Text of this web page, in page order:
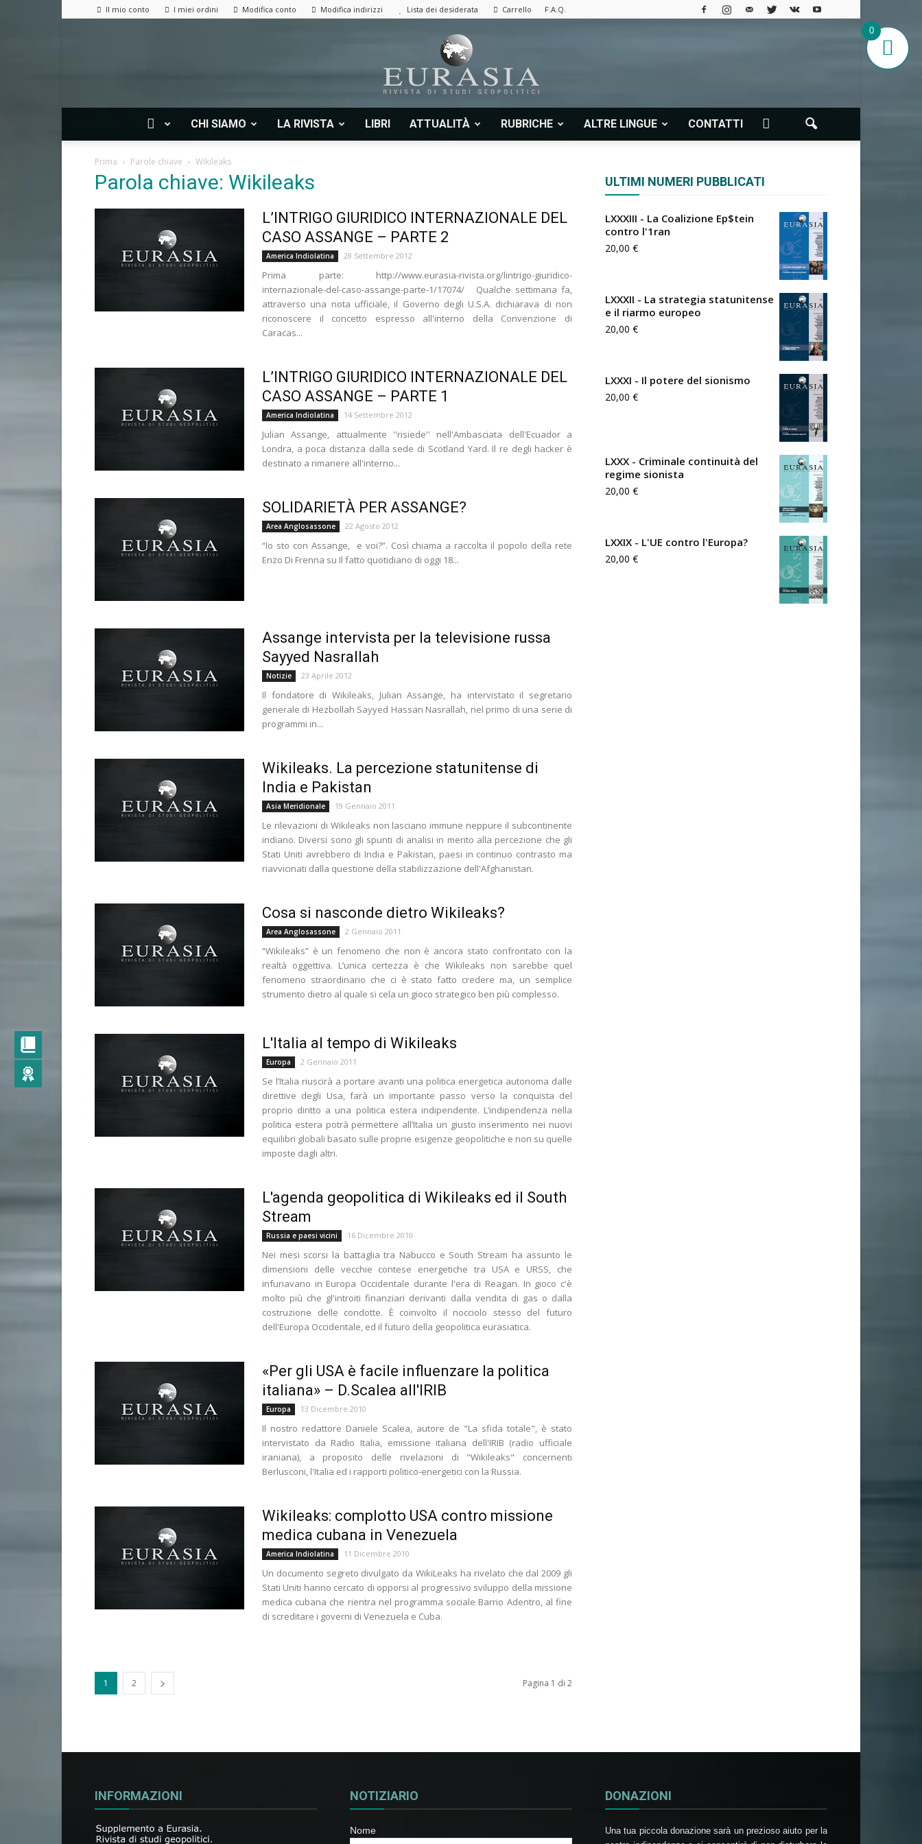
Il mio conto I miei ordini Modifica conto Modifica indirizzi Lista dei desiderata Carrello F.A.Q.
Rivista
CHI SIAMO LA RIVISTA LIBRI ATTUALITÀ RUBRICHE ALTRE LINGUE CONTATTI
Prima Parole chiave Wikileaks
Parola chiave: Wikileaks
L’INTRIGO GIURIDICO INTERNAZIONALE DEL
CASO ASSANGE – PARTE 2
America Indiolatina 28 Settembre 2012
Prima parte: http://www.eurasia-rivista.org/lintrigo-giuridico-
internazionale-del-caso-assange-parte-1/17074/ Qualche settimana fa,
attraverso una nota ufficiale, il Governo degli U.S.A. dichiarava di non
riconoscere il concetto espresso all'interno della Convenzione di
Caracas...
L’INTRIGO GIURIDICO INTERNAZIONALE DEL
CASO ASSANGE – PARTE 1
America Indiolatina 14 Settembre 2012
Julian Assange, attualmente ''risiede'' nell'Ambasciata dell'Ecuador a
Londra, a poca distanza dalla sede di Scotland Yard. Il re degli hacker è
destinato a rimanere all'interno...
SOLIDARIETÀ PER ASSANGE?
Area Anglosassone 22 Agosto 2012
“Io sto con Assange, e voi?”. Così chiama a raccolta il popolo della rete
Enzo Di Frenna su Il fatto quotidiano di oggi 18...
Assange intervista per la televisione russa
Sayyed Nasrallah
Notizie 23 Aprile 2012
Il fondatore di Wikileaks, Julian Assange, ha intervistato il segretario
generale di Hezbollah Sayyed Hassan Nasrallah, nel primo di una serie di
programmi in...
Wikileaks. La percezione statunitense di
India e Pakistan
Asia Meridionale 19 Gennaio 2011
Le rilevazioni di Wikileaks non lasciano immune neppure il subcontinente
indiano. Diversi sono gli spunti di analisi in merito alla percezione che gli
Stati Uniti avrebbero di India e Pakistan, paesi in continuo contrasto ma
riavvicinati dalla questione della stabilizzazione dell'Afghanistan.
Cosa si nasconde dietro Wikileaks?
Area Anglosassone 2 Gennaio 2011
“Wikileaks” è un fenomeno che non è ancora stato confrontato con la
realtà oggettiva. L’unica certezza è che Wikileaks non sarebbe quel
fenomeno straordinario che ci è stato fatto credere ma, un semplice
strumento dietro al quale si cela un gioco strategico ben più complesso.
L'Italia al tempo di Wikileaks
Europa 2 Gennaio 2011
Se l’Italia riuscirà a portare avanti una politica energetica autonoma dalle
direttive degli Usa, farà un importante passo verso la conquista del
proprio diritto a una politica estera indipendente. L’indipendenza nella
politica estera potrà permettere all’Italia un giusto inserimento nei nuovi
equilibri globali basato sulle proprie esigenze geopolitiche e non su quelle
imposte dagli altri.
L'agenda geopolitica di Wikileaks ed il South
Stream
Russia e paesi vicini 16 Dicembre 2010
Nei mesi scorsi la battaglia tra Nabucco e South Stream ha assunto le
dimensioni delle vecchie contese energetiche tra USA e URSS, che
infuriavano in Europa Occidentale durante l'era di Reagan. In gioco c'è
molto più che gl'introiti finanziari derivanti dalla vendita di gas o dalla
costruzione delle condotte. È coinvolto il nocciolo stesso del futuro
dell'Europa Occidentale, ed il futuro della geopolitica eurasiatica.
«Per gli USA è facile influenzare la politica
italiana» – D.Scalea all'IRIB
Europa 13 Dicembre 2010
Il nostro redattore Daniele Scalea, autore de "La sfida totale", è stato
intervistato da Radio Italia, emissione italiana dell'IRIB (radio ufficiale
iraniana), a proposito delle rivelazioni di "Wikileaks" concernenti
Berlusconi, l'Italia ed i rapporti politico-energetici con la Russia.
Wikileaks: complotto USA contro missione
medica cubana in Venezuela
America Indiolatina 11 Dicembre 2010
Un documento segreto divulgato da WikiLeaks ha rivelato che dal 2009 gli
Stati Uniti hanno cercato di opporsi al progressivo sviluppo della missione
medica cubana che rientra nel programma sociale Barrio Adentro, al fine
di screditare i governi di Venezuela e Cuba.
1 2 Pagina 1 di 2
ULTIMI NUMERI PUBBLICATI
LXXXIII - La Coalizione Ep$tein
contro l'1ran
20,00 €
LXXXII - La strategia statunitense
e il riarmo europeo
20,00 €
LXXXI - Il potere del sionismo
20,00 €
LXXX - Criminale continuità del
regime sionista
20,00 €
LXXIX - L'UE contro l'Europa?
20,00 €
INFORMAZIONI NOTIZIARIO
Nome
DONAZIONI
Una tua piccola donazione sarà un prezioso aiuto per la
0